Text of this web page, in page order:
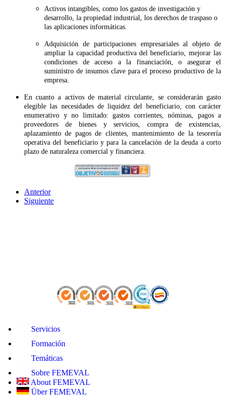
Activos intangibles, como los gastos de investigación y
desarrollo, la propiedad industrial, los derechos de traspaso o
las aplicaciones informáticas.
Adquisición de participaciones empresariales al objeto de
ampliar la capacidad productiva del beneficiario, mejorar las
condiciones de acceso a la financiación, o asegurar el
suministro de insumos clave para el proceso productivo de la
empresa.
En cuanto a activos de material circulante, se considerarán gasto
elegible las necesidades de liquidez del beneficiario, con carácter
enumerativo y no limitado: gastos corrientes, nóminas, pagos a
proveedores de bienes y servicios, compra de existencias,
aplazamiento de pagos de clientes, mantenimiento de la tesorería
operativa del beneficiario y para la cancelación de la deuda a corto
plazo de naturaleza comercial y financiera.
Anterior
Siguiente
Servicios
Formación
Temáticas
Sobre FEMEVAL
About FEMEVAL
Über FEMEVAL